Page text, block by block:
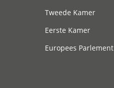
Tweede Kamer
Eerste Kamer
Europees Parlement